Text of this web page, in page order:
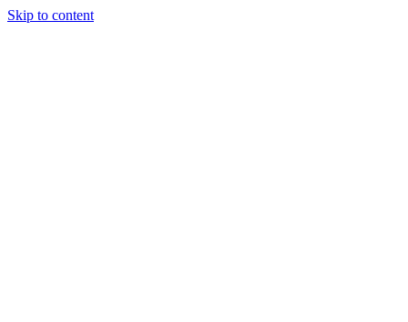
Skip to content